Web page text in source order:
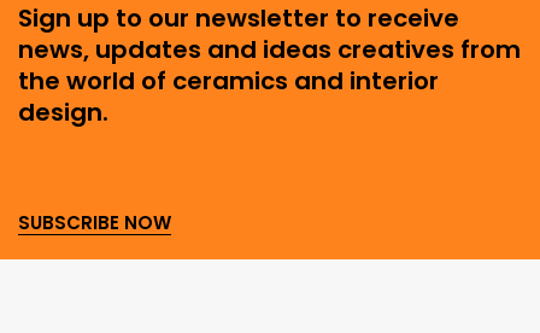
Sign up to our newsletter to receive
news, updates and ideas creatives from
the world of ceramics and interior
design.
SUBSCRIBE NOW